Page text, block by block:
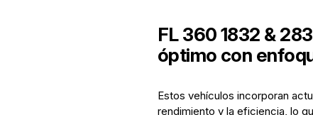
FL 360 1832 &
óptimo con
Estos vehículos incorporan
rendimiento y la eficiencia, lo